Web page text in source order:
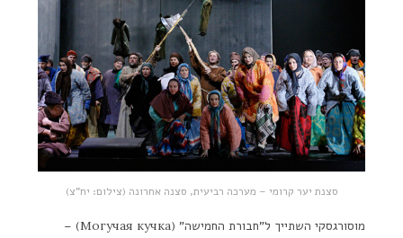
סצנת יער קרומי – מערכה רביעית, סצנה אחרונה (צילום: יח"צ)
מוסורגסקי השתייך ל"חבורת החמישה" (Могучая кучка) –